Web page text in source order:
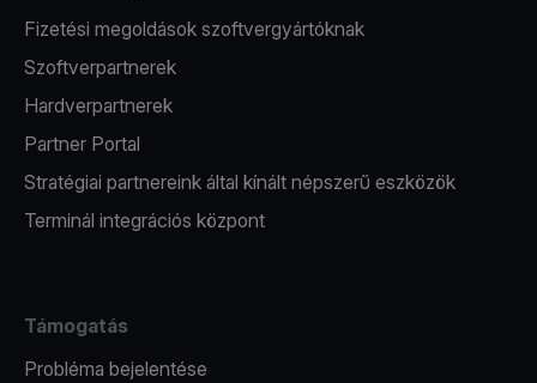
Fizetési megoldások szoftvergyártóknak
Szoftverpartnerek
Hardverpartnerek
Partner Portal
Stratégiai partnereink által kínált népszerű eszközök
Terminál integrációs központ
Támogatás
Probléma bejelentése